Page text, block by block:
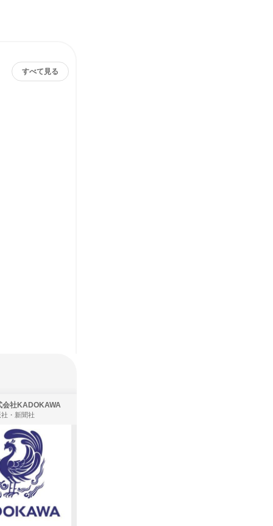
すべて見る
会社KADOKAWA
・新聞社